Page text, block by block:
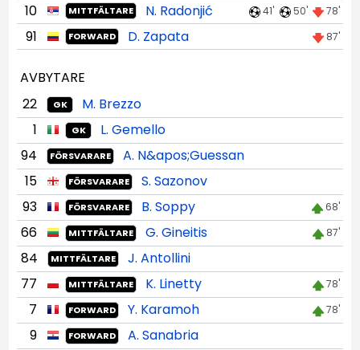
10 MITTFÄLTARE N. Radonjić 41' 50' 78'
91 FORWARD D. Zapata 87'
AVBYTARE
22
GK
M. Brezzo
1
GK
L. Gemello
94
FÖRSVARARE
A. N&apos;Guessan
15
FÖRSVARARE
S. Sazonov
93
FÖRSVARARE B. Soppy 68'
66 MITTFÄLTARE G. Gineitis 87'
84 MITTFÄLTARE
J. Antollini
77
MITTFÄLTARE K. Linetty 78'
7 FORWARD Y. Karamoh 78'
9 FORWARD
A. Sanabria